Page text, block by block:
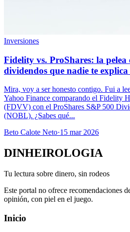
Inversiones
Fidelity vs. ProShares: la pelea
dividendos que nadie te explica
Mira, voy a ser honesto contigo. Fui a
Yahoo Finance comparando el Fidelity
(FDVV) con el ProShares S&P 500
(NOBL). ¿Sabes qué...
Beto Calote Neto·15 mar 2026
DINHEIROLOGIA
Tu lectura sobre dinero, sin rodeos
Este portal no ofrece recomendaciones
opinión, con piel en el juego.
Inicio